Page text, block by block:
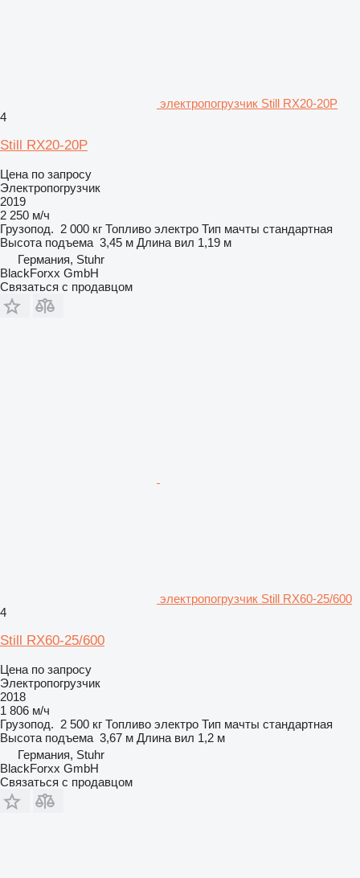
электропогрузчик Still RX20-20P
4
Still RX20-20P
Цена по запросу
Электропогрузчик
2019
2 250 м/ч
Грузопод. 2 000 кг Топливо электро Тип мачты стандартная
Высота подъема 3,45 м Длина вил 1,19 м
Германия, Stuhr
BlackForxx GmbH
Связаться с продавцом
электропогрузчик Still RX60-25/600
4
Still RX60-25/600
Цена по запросу
Электропогрузчик
2018
1 806 м/ч
Грузопод. 2 500 кг Топливо электро Тип мачты стандартная
Высота подъема 3,67 м Длина вил 1,2 м
Германия, Stuhr
BlackForxx GmbH
Связаться с продавцом